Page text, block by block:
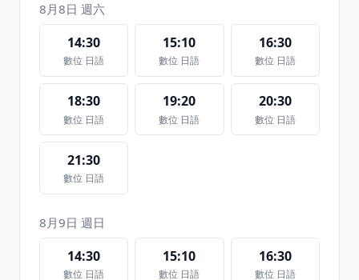
8月8日 週六
14:30
數位 日語
15:10
數位 日語
16:30
數位 日語
18:30
數位 日語
19:20
數位 日語
20:30
數位 日語
21:30
數位 日語
8月9日 週日
14:30
數位 日語
15:10
數位 日語
16:30
數位 日語